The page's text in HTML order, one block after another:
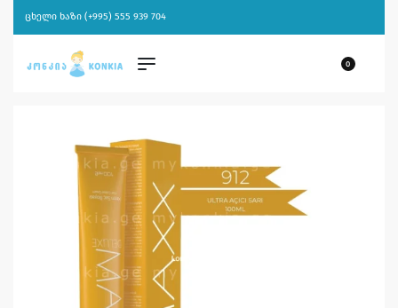
ცხელი ხაზი (+995) 555 939 704
0